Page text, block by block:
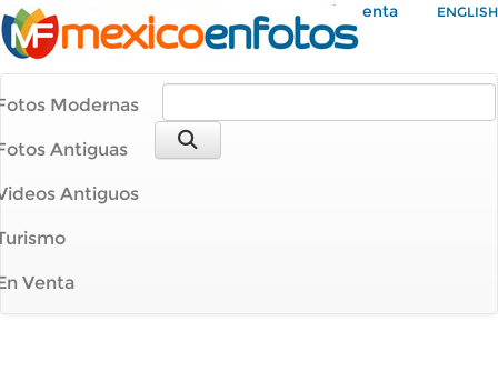
Mi Cuenta ENGLISH
Modernas
Antiguas
Antiguos
Venta